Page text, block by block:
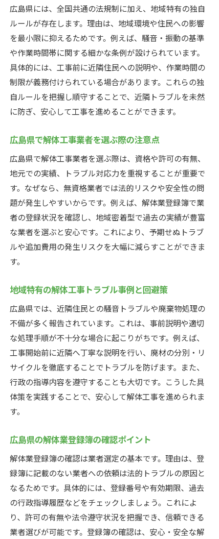
広島県には、全国共通の法規制に加え、地域特有の独自
ルールが存在します。理由は、地域環境や住民への影響
を最小限に抑えるためです。例えば、騒音・振動の基準
や作業時間帯に関する細かな条例が設けられています。
具体的には、工事前に近隣住民への説明や、作業時間の
制限が義務付けられている場合があります。これらの独
自ルールを把握し順守することで、近隣トラブルを未然
に防ぎ、安心して工事を進めることができます。
広島県で解体工事業者を選ぶ際の注意点
広島県で解体工事業者を選ぶ際は、資格や許可の有無、
地元での実績、トラブル対応力を重視することが重要で
す。なぜなら、無資格業者では法的リスクや安全性の問
題が発生しやすいからです。例えば、解体業登録簿で業
者の登録状況を確認し、地域密着型で過去の実績が豊富
な業者を選ぶと安心です。これにより、予期せぬトラブ
ルや追加費用の発生リスクを大幅に減らすことができま
す。
地域特有の解体工事トラブル事例と回避策
広島県では、近隣住民との騒音トラブルや廃棄物処理の
不備が多く報告されています。これは、事前説明や適切
な処理手順が不十分な場合に起こりがちです。例えば、
工事開始前に近隣へ丁寧な説明を行い、廃材の分別・リ
サイクルを徹底することでトラブルを防げます。また、
行政の指導内容を遵守することも大切です。こうした具
体策を実践することで、安心して解体工事を進められま
す。
広島県の解体業登録簿の確認ポイント
解体業登録簿の確認は業者選定の基本です。理由は、登
録簿に記載のない業者への依頼は法的トラブルの原因と
なるためです。具体的には、登録番号や有効期限、過去
の行政指導履歴などをチェックしましょう。これによ
り、許可の有無や法令遵守状況を把握でき、信頼できる
業者選びが可能です。登録簿の確認は、安心・安全な解